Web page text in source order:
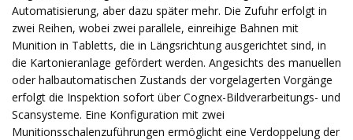
Automatisierung, aber dazu später mehr. Die Zufuhr erfolgt in
zwei Reihen, wobei zwei parallele, einreihige Bahnen mit
Munition in Tabletts, die in Längsrichtung ausgerichtet sind, in
die Kartonieranlage gefördert werden. Angesichts des manuellen
oder halbautomatischen Zustands der vorgelagerten Vorgänge
erfolgt die Inspektion sofort über Cognex-Bildverarbeitungs- und
Scansysteme. Eine Konfiguration mit zwei
Munitionsschalenzuführungen ermöglicht eine Verdoppelung der